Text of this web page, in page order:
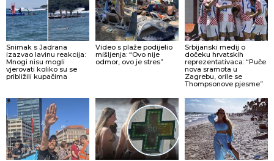
Snimak s Jadrana
izazvao lavinu reakcija:
Mnogi nisu mogli
vjerovati koliko su se
približili kupačima
Video s plaže podijelio
mišljenja: “Ovo nije
odmor, ovo je stres”
Srbijanski medij o
dočeku hrvatskih
reprezentativaca: “Puče
nova sramota u
Zagrebu, orile se
Thompsonove pjesme”